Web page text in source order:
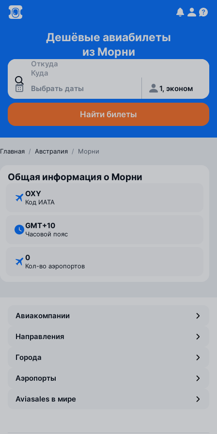
Дешёвые авиабилеты
из Морни
Выбрать даты 1, эконом
Найти билеты
Главная / Австралия / Морни
Общая информация о Морни
OXY
Код ИАТА
GMT+10
Часовой пояс
0
Кол-во аэропортов
Авиакомпании
Направления
Города
Аэропорты
Aviasales в мире